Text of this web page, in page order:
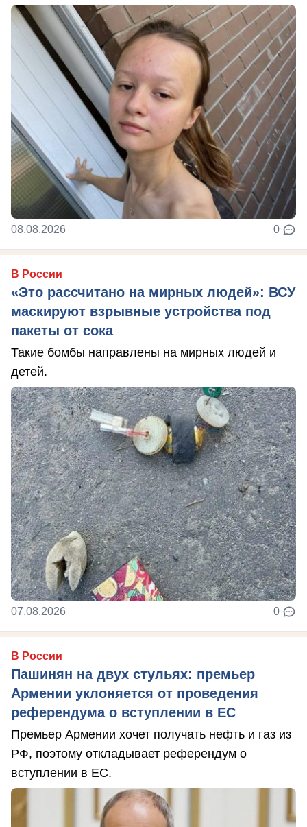
08.08.2026 0
В России
«Это рассчитано на мирных людей»: ВСУ
маскируют взрывные устройства под
пакеты от сока
Такие бомбы направлены на мирных людей и
детей.
07.08.2026 0
В России
Пашинян на двух стульях: премьер
Армении уклоняется от проведения
референдума о вступлении в ЕС
Премьер Армении хочет получать нефть и газ из
РФ, поэтому откладывает референдум о
вступлении в ЕС.